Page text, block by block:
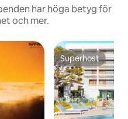
har höga betyg för
och mer.
Superhost
Superhost